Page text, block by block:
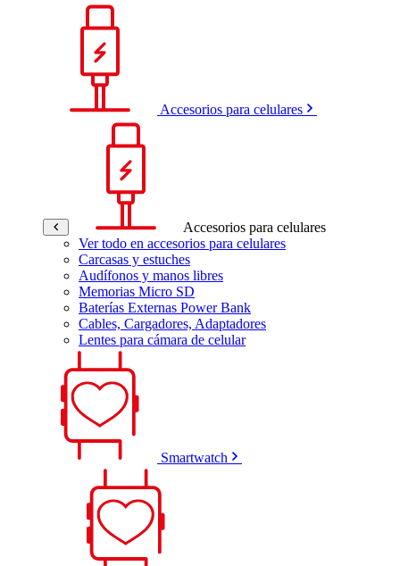
Accesorios para celulares
Accesorios para celulares
Ver todo en accesorios para celulares
Carcasas y estuches
Audífonos y manos libres
Memorias Micro SD
Baterías Externas Power Bank
Cables, Cargadores, Adaptadores
Lentes para cámara de celular
Smartwatch